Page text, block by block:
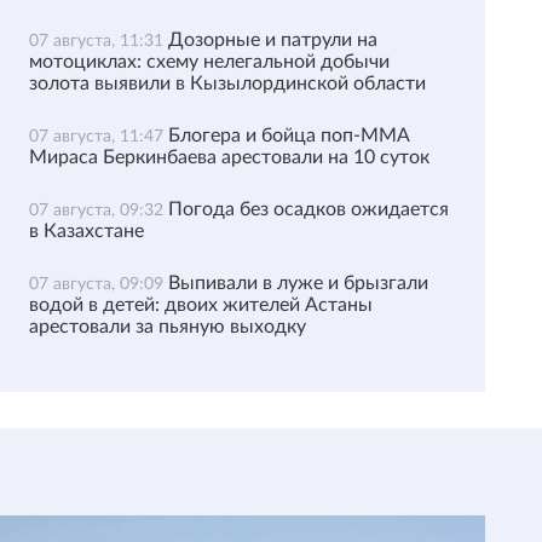
07 августа, 11:31 Дозорные и патрули на
мотоциклах: схему нелегальной добычи
золота выявили в Кызылординской области
07 августа, 11:47 Блогера и бойца поп-ММА
Мираса Беркинбаева арестовали на 10 суток
07 августа, 09:32 Погода без осадков ожидается
в Казахстане
07 августа, 09:09 Выпивали в луже и брызгали
водой в детей: двоих жителей Астаны
арестовали за пьяную выходку